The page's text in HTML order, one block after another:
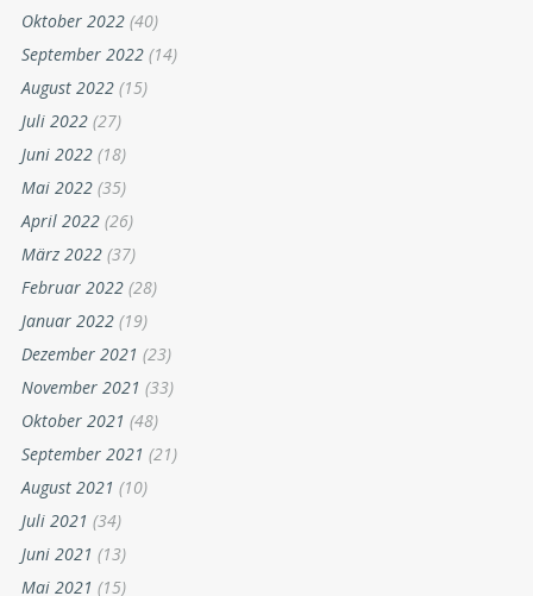
Oktober 2022 (40)
September 2022 (14)
August 2022 (15)
Juli 2022 (27)
Juni 2022 (18)
Mai 2022 (35)
April 2022 (26)
März 2022 (37)
Februar 2022 (28)
Januar 2022 (19)
Dezember 2021 (23)
November 2021 (33)
Oktober 2021 (48)
September 2021 (21)
August 2021 (10)
Juli 2021 (34)
Juni 2021 (13)
Mai 2021 (15)